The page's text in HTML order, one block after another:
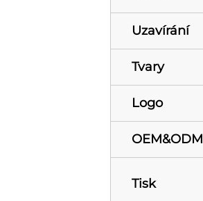
Uzavírání
Tvary
Logo
OEM&ODM
Tisk